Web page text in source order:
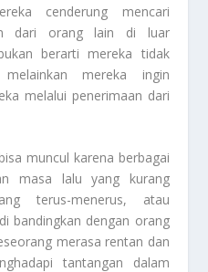
cenderung mencari
dari orang lain di luar
berarti mereka tidak
melainkan mereka ingin
melalui penerimaan dari
muncul karena berbagai
masa lalu yang kurang
terus-menerus, atau
bandingkan dengan orang
merasa rentan dan
tantangan dalam